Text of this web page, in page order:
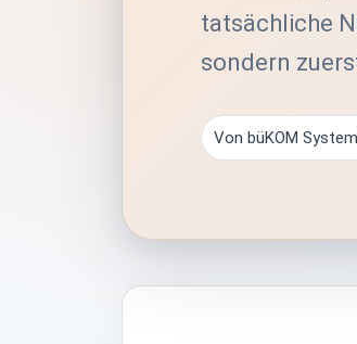
tatsächliche
sondern
Von büKOM